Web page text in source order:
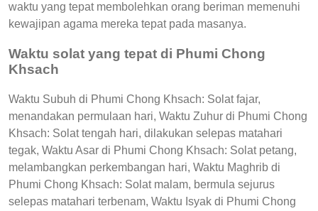
waktu yang tepat membolehkan orang beriman memenuhi
kewajipan agama mereka tepat pada masanya.
Waktu solat yang tepat di Phumi Chong
Khsach
Waktu Subuh di Phumi Chong Khsach: Solat fajar,
menandakan permulaan hari, Waktu Zuhur di Phumi Chong
Khsach: Solat tengah hari, dilakukan selepas matahari
tegak, Waktu Asar di Phumi Chong Khsach: Solat petang,
melambangkan perkembangan hari, Waktu Maghrib di
Phumi Chong Khsach: Solat malam, bermula sejurus
selepas matahari terbenam, Waktu Isyak di Phumi Chong